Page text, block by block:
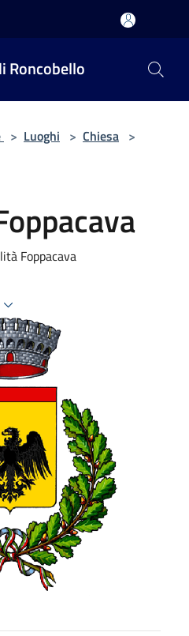
Roncobello
> Luoghi > Chiesa >
Foppacava